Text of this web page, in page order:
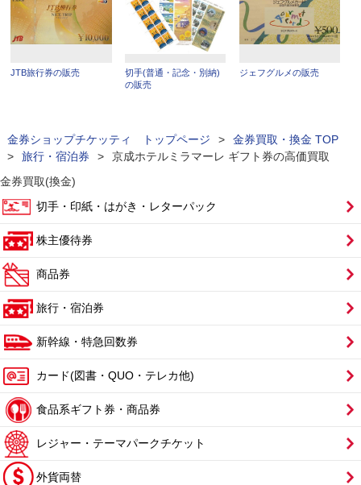
JTB旅行券の販売
切手(普通・記念・別納)
の販売
ジェフグルメの販売
金券ショップチケッティ トップページ >
金券買取・換金 TOP
>
旅行・宿泊券 >
京成ホテルミラマーレ ギフト券の高価買取
金券買取(換金)
切手・印紙・はがき・レターパック
株主優待券
商品券
旅行・宿泊券
新幹線・特急回数券
カード(図書・QUO・テレカ他)
食品系ギフト券・商品券
レジャー・テーマパークチケット
外貨両替